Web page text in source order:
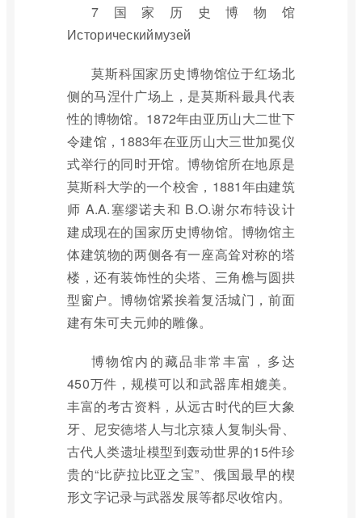
7国家历史博物馆
Историческиймузей
莫斯科国家历史博物馆位于红场北
侧的马涅什广场上，是莫斯科最具代表
性的博物馆。1872年由亚历山大二世下
令建馆，1883年在亚历山大三世加冕仪
式举行的同时开馆。博物馆所在地原是
莫斯科大学的一个校舍，1881年由建筑
师 A.A.塞缪诺夫和 B.O.谢尔布特设计
建成现在的国家历史博物馆。博物馆主
体建筑物的两侧各有一座高耸对称的塔
楼，还有装饰性的尖塔、三角檐与圆拱
型窗户。博物馆紧挨着复活城门，前面
建有朱可夫元帅的雕像。
博物馆内的藏品非常丰富，多达
450万件，规模可以和武器库相媲美。
丰富的考古资料，从远古时代的巨大象
牙、尼安德塔人与北京猿人复制头骨、
古代人类遗址模型到轰动世界的15件珍
贵的“比萨拉比亚之宝”、俄国最早的楔
形文字记录与武器发展等都尽收馆内。